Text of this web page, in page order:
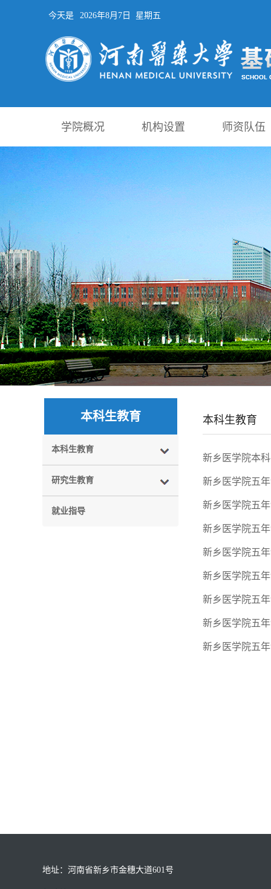
今天是 2026年8月7日 星期五
学院概况 机构设置 师资队伍
本科生教育
本科生教育
研究生教育
就业指导
本科生教育
新乡医学院本
新乡医学院五
新乡医学院五
新乡医学院五
新乡医学院五
新乡医学院五
新乡医学院五
新乡医学院五
新乡医学院五
地址：河南省新乡市金穗大道601号